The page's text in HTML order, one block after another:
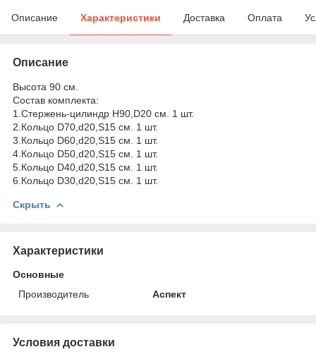
Описание Характеристики Доставка Оплата
Описание
Высота 90 см.
Состав комплекта:
1.Стержень-цилиндр H90,D20 см. 1 шт.
2.Кольцо D70,d20,S15 см. 1 шт.
3.Кольцо D60,d20,S15 см. 1 шт.
4.Кольцо D50,d20,S15 см. 1 шт.
5.Кольцо D40,d20,S15 см. 1 шт.
6.Кольцо D30,d20,S15 см. 1 шт.
Скрыть
Характеристики
Основные
Производитель
Аспект
Условия доставки